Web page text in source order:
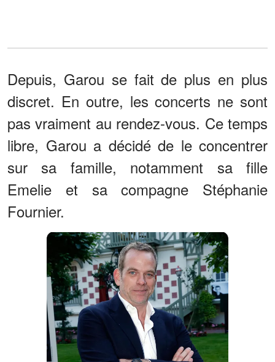
Depuis, Garou se fait de plus en plus
discret. En outre, les concerts ne sont
pas vraiment au rendez-vous. Ce temps
libre, Garou a décidé de le concentrer
sur sa famille, notamment sa fille
Emelie et sa compagne Stéphanie
Fournier.